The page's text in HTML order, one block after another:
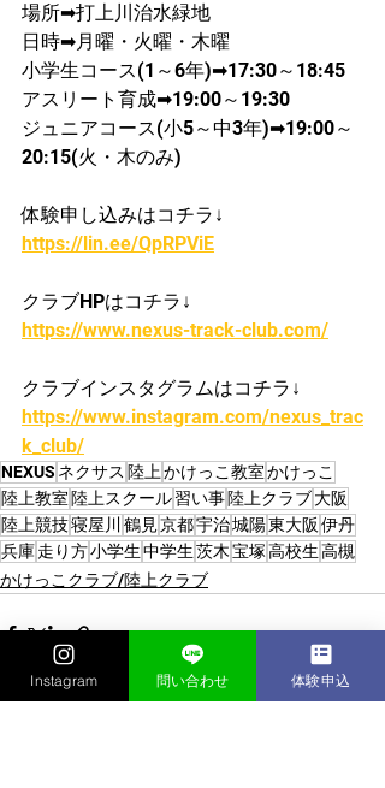
​場所➡打上川治水緑地
日時➡月曜・火曜・木曜
​小学生コース(1～6年)➡17:30～18:45
​アスリート育成➡19:00～19:30
ジュニアコース(小5～中3年)➡19:00～
20:15(火・木のみ)
体験申し込みはコチラ↓
https://lin.ee/QpRPViE
クラブHPはコチラ↓
https://www.nexus-track-club.com/
クラブインスタグラムはコチラ↓
https://www.instagram.com/nexus_trac
k_club/
NEXUS ネクサス 陸上かけっこ教室かけっこ
陸上教室 陸上スクール習い事陸上クラブ大阪
陸上競技寝屋川 鶴見京都宇治城陽東大阪 伊丹
兵庫走り方小学生中学生茨木宝塚高校生高槻
かけっこクラブ/陸上クラブ
Instagram 問い合わせ 体験申込